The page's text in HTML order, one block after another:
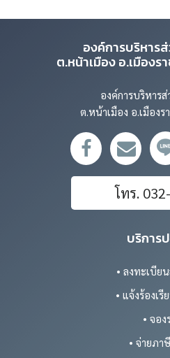
องค์การบริหาร
ต.หน้าเมือง อ.เมือง
องค์การบริหาร
ต.หน้าเมือง อ.เมืองร
โทร.
บริการ
• ลงทะเบีย
• แจ้งร้องเ
• จอง
• จ่ายภา